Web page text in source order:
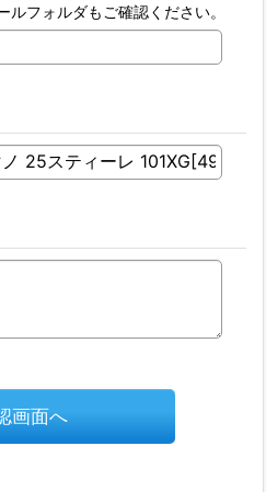
フォルダもご確認ください。
画面へ